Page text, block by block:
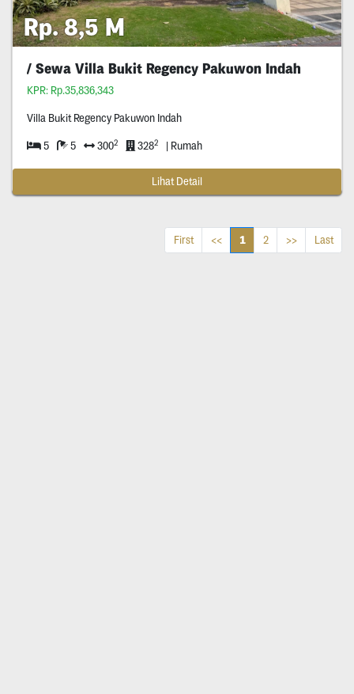
Rp. 8,5 M
/ Sewa Villa Bukit Regency Pakuwon Indah
KPR: Rp.35,836,343
Villa Bukit Regency Pakuwon Indah
5 5 3002 3282 | Rumah
Lihat Detail
First << 1 2 >> Last